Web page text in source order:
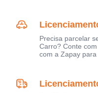
Precisa parcelar
Carro? Conte
com a Zapay